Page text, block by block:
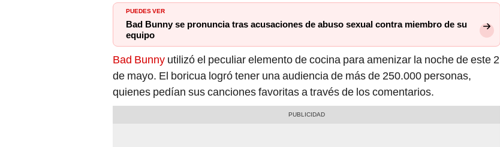
PUEDES VER
Bad Bunny se pronuncia tras acusaciones de abuso sexual contra miembro de su
equipo
Bad Bunny utilizó el peculiar elemento de cocina para amenizar la noche de este 2
de mayo. El boricua logró tener una audiencia de más de 250.000 personas,
quienes pedían sus canciones favoritas a través de los comentarios.